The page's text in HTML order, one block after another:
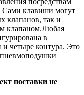
Сами клавиши могут
клапанов, так и
клапаном.Любая
в
и четыре контура. Это
пневмоподушки
поставки не